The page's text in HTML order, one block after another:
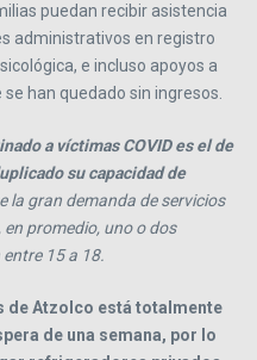
puedan recibir asistencia
administrativos en registro
e incluso apoyos a
han quedado sin ingresos.
a víctimas COVID es el de
su capacidad de
gran demanda de servicios
promedio, uno o dos
15 a 18.
de Atzolco está totalmente
de una semana, por lo